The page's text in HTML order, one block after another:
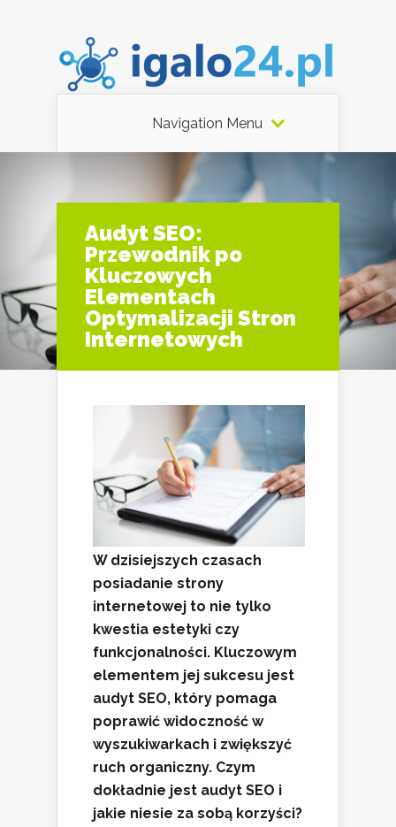
Navigation Menu
Audyt SEO:
Przewodnik po
Kluczowych
Elementach
Optymalizacji Stron
Internetowych
W dzisiejszych czasach
posiadanie strony
internetowej to nie tylko
kwestia estetyki czy
funkcjonalności. Kluczowym
elementem jej sukcesu jest
audyt SEO, który pomaga
poprawić widoczność w
wyszukiwarkach i zwiększyć
ruch organiczny. Czym
dokładnie jest audyt SEO i
jakie niesie za sobą korzyści?